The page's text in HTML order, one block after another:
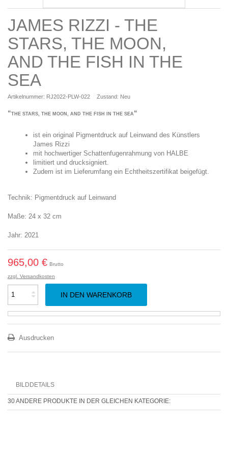
JAMES RIZZI - THE
STARS, THE MOON,
AND THE FISH IN THE
SEA
Artikelnummer: RJ2022-PLW-022 Zustand: Neu
“THE STARS, THE MOON, AND THE FISH IN THE SEA “
ist ein original Pigmentdruck auf Leinwand des Künstlers
James Rizzi
mit hochwertiger Schattenfugenrahmung von HALBE
limitiert und drucksigniert.
Zudem ist im Lieferumfang ein Echtheitszertifikat beigefügt.
Technik: Pigmentdruck auf Leinwand
Maße: 24 x 32 cm
Jahr: 2021
965,00 € Brutto
zzgl. Versandkosten
IN DEN WARENKORB
Ausdrucken
BILDDETAILS
30 ANDERE PRODUKTE IN DER GLEICHEN KATEGORIE: